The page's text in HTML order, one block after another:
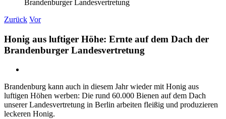
Brandenburger Landesvertretung
Zurück Vor
Honig aus luftiger Höhe: Ernte auf dem Dach der
Brandenburger Landesvertretung
Bild
Brandenburg kann auch in diesem Jahr wieder mit Honig aus
luftigen Höhen werben: Die rund 60.000 Bienen auf dem Dach
unserer Landesvertretung in Berlin arbeiten fleißig und produzieren
leckeren Honig.